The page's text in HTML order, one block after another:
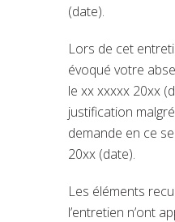
(date).
Lors de cet
évoqué votre
le xx xxxxx 20xx
justification
demande en ce
20xx (date).
Les éléments
l’entretien n’ont